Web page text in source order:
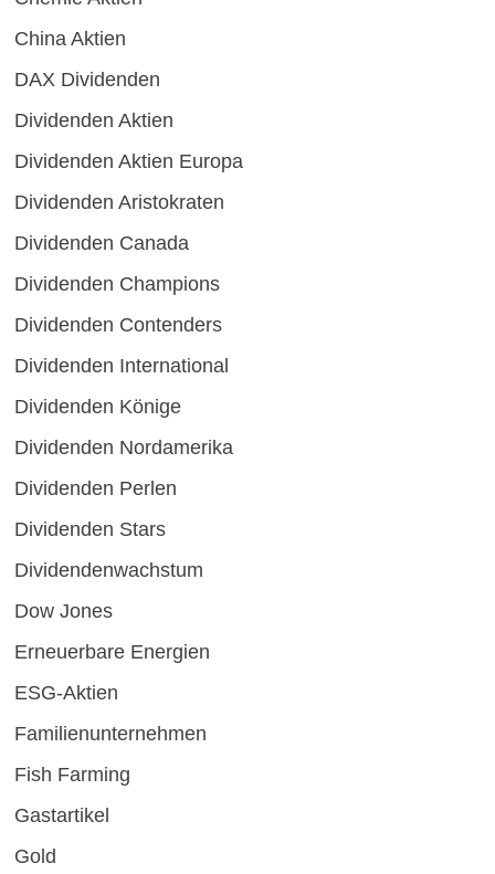
China Aktien
DAX Dividenden
Dividenden Aktien
Dividenden Aktien Europa
Dividenden Aristokraten
Dividenden Canada
Dividenden Champions
Dividenden Contenders
Dividenden International
Dividenden Könige
Dividenden Nordamerika
Dividenden Perlen
Dividenden Stars
Dividendenwachstum
Dow Jones
Erneuerbare Energien
ESG-Aktien
Familienunternehmen
Fish Farming
Gastartikel
Gold